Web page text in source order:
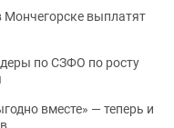
выплатят
по СЗФО по росту
вместе» — теперь и